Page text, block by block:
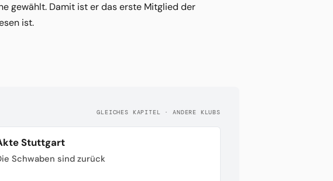
gewählt. Damit ist er das erste Mitglied der
ist.
GLEICHES KAPITEL · ANDERE KLUBS
Stuttgart
Schwaben sind zurück